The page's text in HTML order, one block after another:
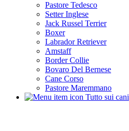
Pastore Tedesco
Setter Inglese
Jack Russel Terrier
Boxer
Labrador Retriever
Amstaff
Border Collie
Bovaro Del Bernese
Cane Corso
Pastore Maremmano
Tutto sui cani